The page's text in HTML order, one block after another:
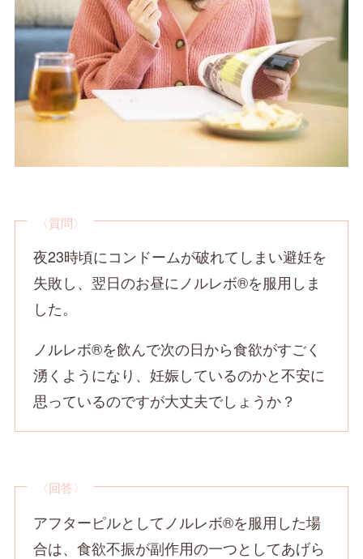
〈質問〉
夜23時頃にコンドームが破れてしまい避妊を
失敗し、翌日のお昼にノルレボ®を服用しま
した。
ノルレボ®を飲んで次の日から食欲がすごく
湧くようになり、妊娠しているのかと不安に
思っているのですが大丈夫でしょうか？
〈回答〉
アフターピルとしてノルレボ®を服用した場
合は、食欲不振が副作用の一つとしてあげら